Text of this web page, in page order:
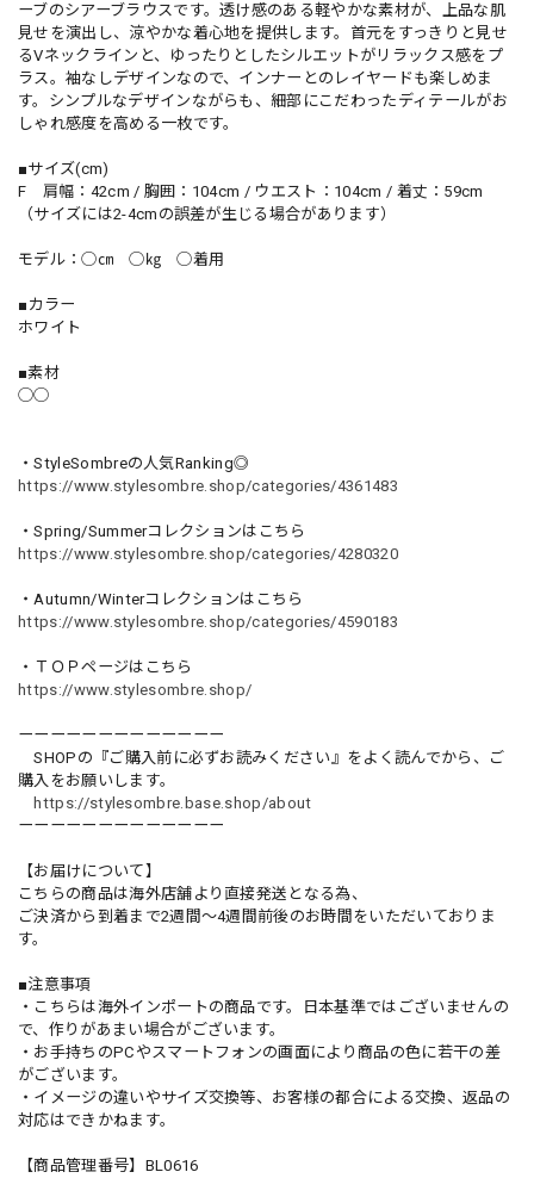
ーブのシアーブラウスです。透け感のある軽やかな素材が、上品な肌
見せを演出し、涼やかな着心地を提供します。首元をすっきりと見せ
るVネックラインと、ゆったりとしたシルエットがリラックス感をプ
ラス。袖なしデザインなので、インナーとのレイヤードも楽しめま
す。シンプルなデザインながらも、細部にこだわったディテールがお
しゃれ感度を高める一枚です。
■サイズ(cm)
F 肩幅：42cm / 胸囲：104cm / ウエスト：104cm / 着丈：59cm
（サイズには2-4cmの誤差が生じる場合があります）
モデル：◯㎝ ◯㎏ ◯着用
■カラー
ホワイト
■素材
◯◯
・StyleSombreの人気Ranking◎
https://www.stylesombre.shop/categories/4361483
・Spring/Summerコレクションはこちら
https://www.stylesombre.shop/categories/4280320
・Autumn/Winterコレクションはこちら
https://www.stylesombre.shop/categories/4590183
・ＴＯＰページはこちら
https://www.stylesombre.shop/
ーーーーーーーーーーーーー
SHOPの『ご購入前に必ずお読みください』をよく読んでから、ご
購入をお願いします。
https://stylesombre.base.shop/about
ーーーーーーーーーーーーー
【お届けについて】
こちらの商品は海外店舗より直接発送となる為、
ご決済から到着まで2週間〜4週間前後のお時間をいただいておりま
す。
■注意事項
・こちらは海外インポートの商品です。日本基準ではございませんの
で、作りがあまい場合がございます。
・お手持ちのPCやスマートフォンの画面により商品の色に若干の差
がございます。
・イメージの違いやサイズ交換等、お客様の都合による交換、返品の
対応はできかねます。
【商品管理番号】BL0616